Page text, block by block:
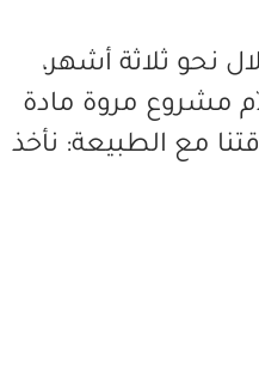
نحو ثلاثة أشهر،
مشروع مروة مادة
مع الطبيعة: نأخذ